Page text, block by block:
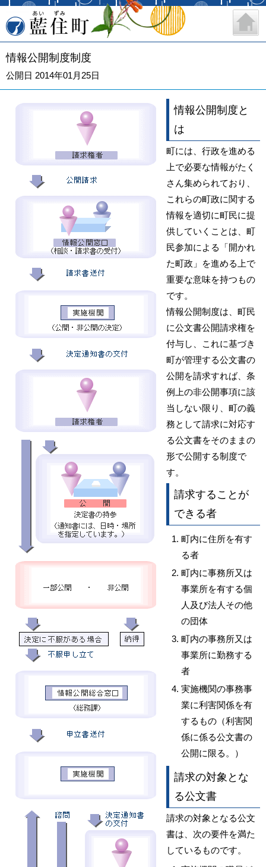
藍住町
情報公開制度制度
公開日 2014年01月25日
情報公開制度と
は
町には、行政を進める
上で必要な情報がたく
さん集められており、
これらの町政に関する
情報を適切に町民に提
供していくことは、町
民参加による「開かれ
た町政」を進める上で
重要な意味を持つもの
です。
情報公開制度は、町民
に公文書公開請求権を
付与し、これに基づき
町が管理する公文書の
公開を請求すれば、条
例上の非公開事項に該
当しない限り、町の義
務として請求に対応す
る公文書をそのままの
形で公開する制度で
す。
請求することが
できる者
町内に住所を有す
る者
町内に事務所又は
事業所を有する個
人及び法人その他
の団体
町内の事務所又は
事業所に勤務する
者
実施機関の事務事
業に利害関係を有
するもの（利害関
係に係る公文書の
公開に限る。）
請求の対象とな
る公文書
請求の対象となる公文
書は、次の要件を満た
しているものです。